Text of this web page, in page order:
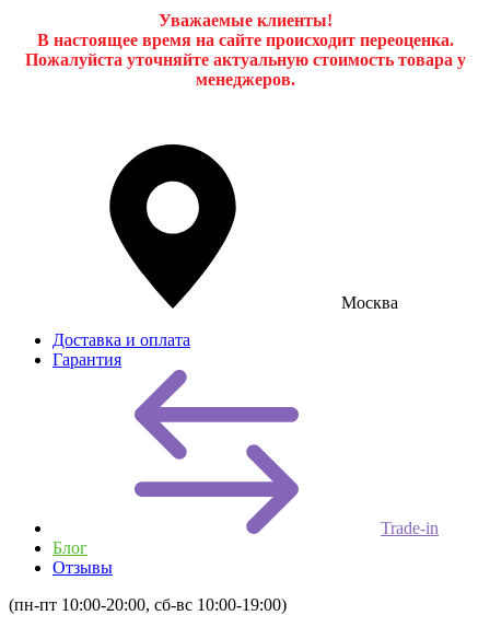
Уважаемые клиенты!
В настоящее время на сайте происходит переоценка.
Пожалуйста уточняйте актуальную стоимость товара у
менеджеров.
Москва
Доставка и оплата
Гарантия
Trade-in
Блог
Отзывы
(пн-пт 10:00-20:00, сб-вс 10:00-19:00)